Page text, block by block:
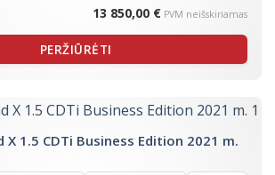
13 850,00 € PVM neišskiriamas
PERŽIŪRĖTI
X 1.5 CDTi Business Edition 2021 m.